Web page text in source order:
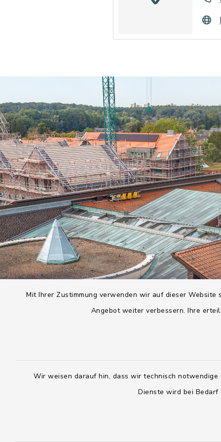
Mit Ihrer Zustimmung verwenden wir auf dieser
Angebot weiter verbessern. Ihre
Wir weisen darauf hin, dass wir technisch
Dienste wird bei